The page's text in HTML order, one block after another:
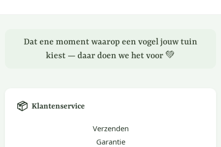
Dat ene moment waarop een vogel jouw tuin
kiest — daar doen we het voor 💚
📦 Klantenservice
Verzenden
Garantie